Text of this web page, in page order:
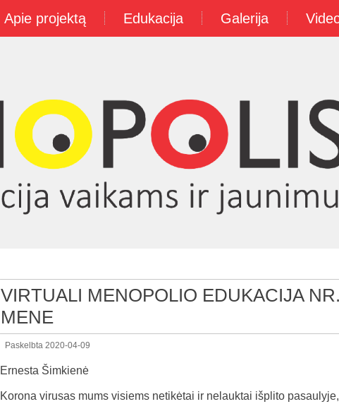
Apie projektą Edukacija Galerija
VIRTUALI MENOPOLIO EDUKACIJA
MENE
Paskelbta 2020-04-09
Ernesta Šimkienė
Korona virusas mums visiems netikėtai ir nelauktai išplito